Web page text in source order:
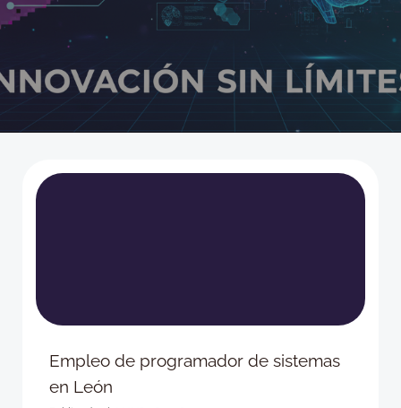
Empleo de programador de sistemas
en León